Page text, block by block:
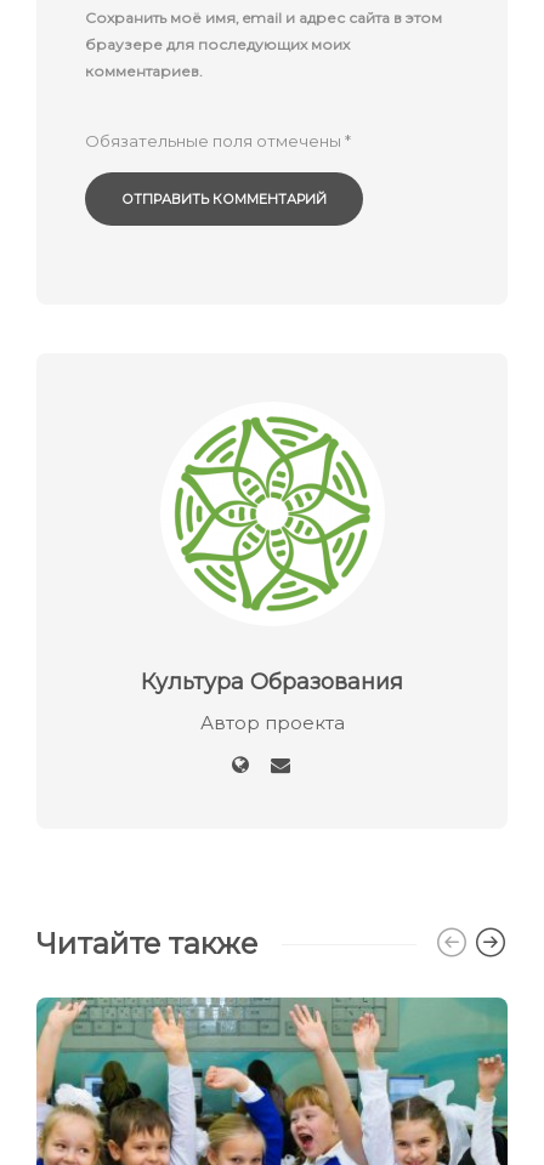
Сохранить моё имя, email и адрес сайта в этом
браузере для последующих моих
комментариев.
Обязательные поля отмечены *
Культура Образования
Автор проекта
Читайте также